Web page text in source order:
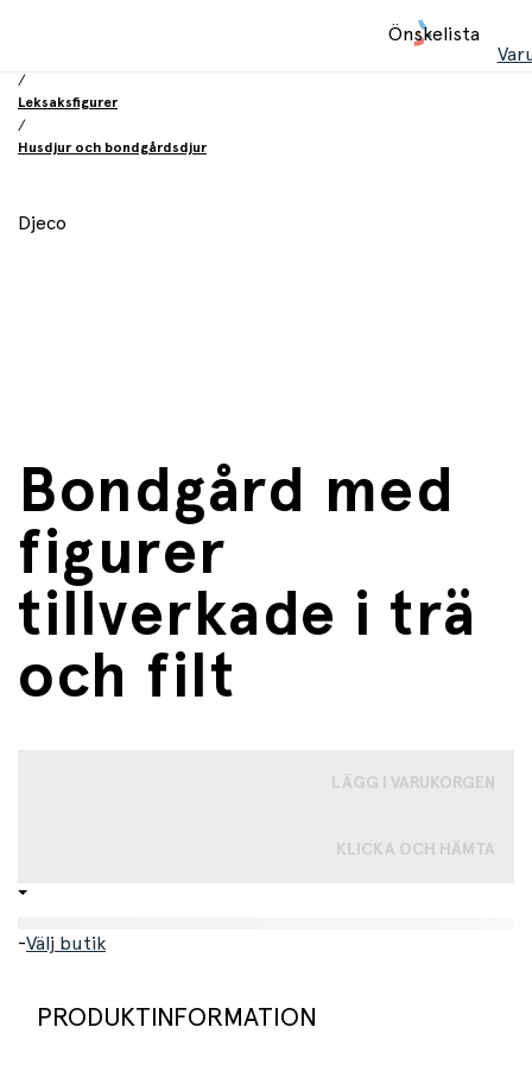
Önskelista
/
Leksaksfigurer
/
Husdjur och bondgårdsdjur
Djeco
Bondgård med
figurer
tillverkade i trä
och filt
LÄGG I VARUKORGEN
KLICKA OCH HÄMTA
-Välj butik
PRODUKTINFORMATION